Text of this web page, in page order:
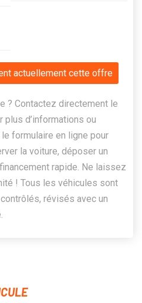
actuellement cette offre
? Contactez directement le
d’informations ou
formulaire en ligne pour
la voiture, déposer un
rapide. Ne laissez
! Tous les véhicules sont
révisés avec un